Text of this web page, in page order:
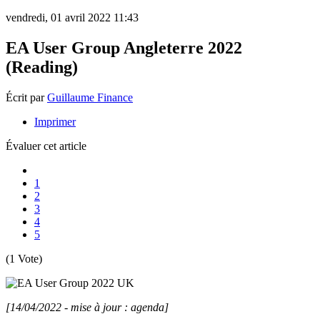
vendredi, 01 avril 2022 11:43
EA User Group Angleterre 2022
(Reading)
Écrit parGuillaume Finance
Imprimer
Évaluer cet article
1
2
3
4
5
(1 Vote)
[14/04/2022 - mise à jour : agenda]